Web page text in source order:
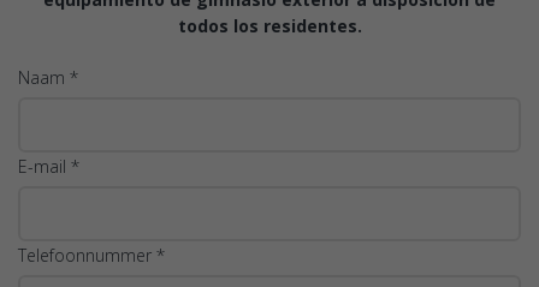
todos los residentes.
Naam *
E-mail *
Telefoonnummer *